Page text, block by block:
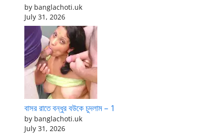
by banglachoti.uk
July 31, 2026
বাসর রাতে বন্ধুর বউকে চুদলাম – 1
by banglachoti.uk
July 31, 2026